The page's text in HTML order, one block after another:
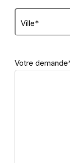
Ville*
Votre demande